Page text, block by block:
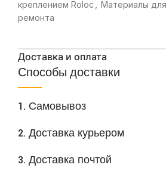
креплением Roloc
Материалы для
ремонта
Доставка и оплата
Способы доставки
1. Самовывоз
2. Доставка курьером
3. Доставка почтой